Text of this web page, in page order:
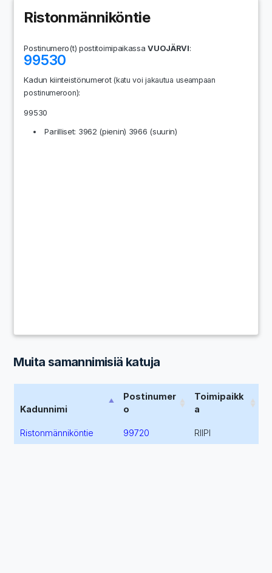
Ristonmänniköntie
Postinumero(t) postitoimipaikassaVUOJÄRVI:
99530
Kadun kiinteistönumerot(katu voi jakautua useampaan
postinumeroon):
99530
Parilliset: 3962 (pienin) 3966 (suurin)
Muita samannimisiä katuja
Kadunnimi
Postinumer
o
Toimipaikk
a
Ristonmänniköntie 99720 RIIPI